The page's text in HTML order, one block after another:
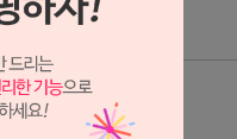
마이카 레이크